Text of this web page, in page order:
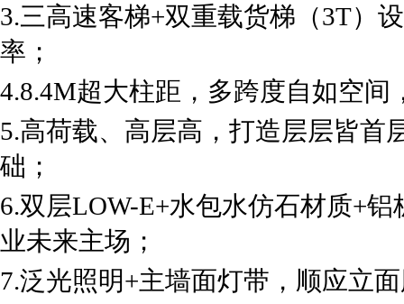
3.三高速客梯+双重载货梯（3T）
率；
4.8.4M超大柱距，多跨度自如空
5.高荷载、高层高，打造层层皆首
础；
6.双层LOW-E+水包水仿石材质+
业未来主场；
7.泛光照明+主墙面灯带，顺应立